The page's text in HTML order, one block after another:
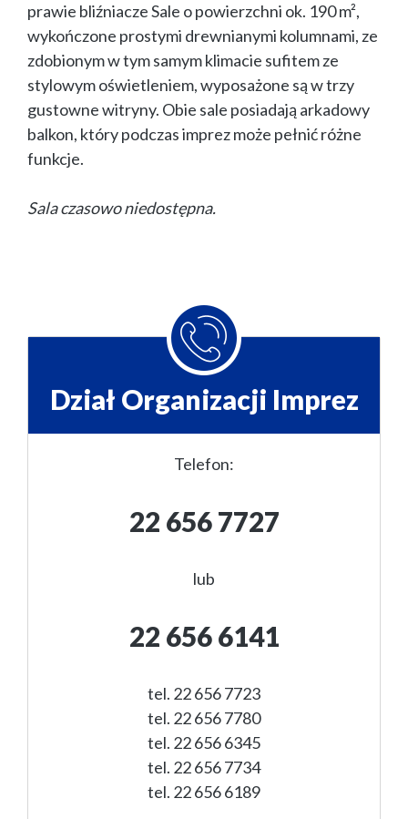
Dział Organizacji Imprez
Telefon:
22 656 7727
lub
22 656 6141
tel. 22 656 7723
tel. 22 656 7780
tel. 22 656 6345
tel. 22 656 7734
tel. 22 656 6189
prawie bliźniacze Sale o powierzchni ok. 190 m²,
wykończone prostymi drewnianymi kolumnami, ze
zdobionym w tym samym klimacie sufitem ze
stylowym oświetleniem, wyposażone są w trzy
gustowne witryny. Obie sale posiadają arkadowy
balkon, który podczas imprez może pełnić różne
funkcje.
Sala czasowo niedostępna.